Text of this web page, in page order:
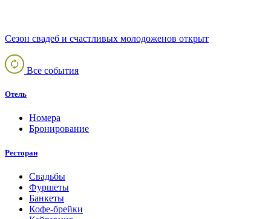
Сезон свадеб и счастливых молодоженов открыт
Все события
Отель
Номера
Бронирование
Ресторан
Свадьбы
Фуршеты
Банкеты
Кофе-брейки